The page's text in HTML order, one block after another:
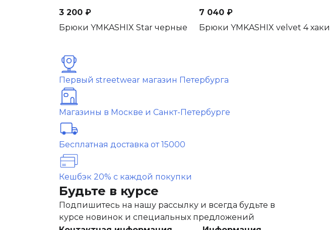
3 200 ₽
Брюки YMKASHIX Star черные
7 040 ₽
Брюки YMKASHIX velvet 4 хаки
Первый streetwear магазин Петербурга
Магазины в Москве и Санкт-Петербурге
Бесплатная доставка от 15000
Кешбэк 20% с каждой покупки
Будьте в курсе
Подпишитесь на нашу рассылку и всегда будьте в
курсе новинок и специальных предложений